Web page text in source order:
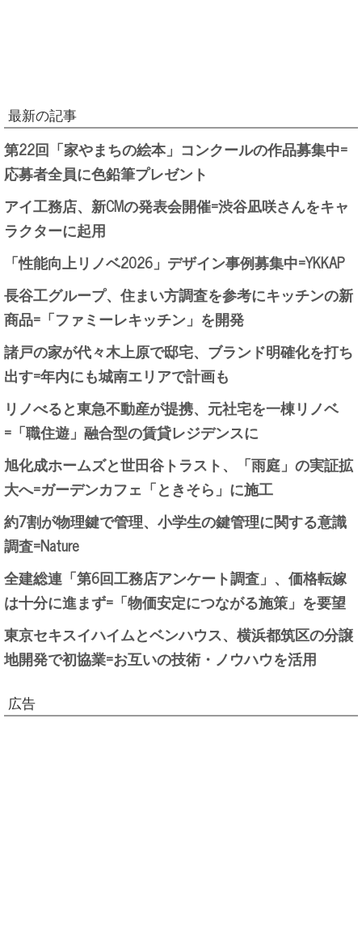
最新の記事
第22回「家やまちの絵本」コンクールの作品募集中=
応募者全員に色鉛筆プレゼント
アイ工務店、新CMの発表会開催=渋谷凪咲さんをキャ
ラクターに起用
「性能向上リノベ2026」デザイン事例募集中=YKKAP
長谷工グループ、住まい方調査を参考にキッチンの新
商品=「ファミーレキッチン」を開発
諸戸の家が代々木上原で邸宅、ブランド明確化を打ち
出す=年内にも城南エリアで計画も
リノべると東急不動産が提携、元社宅を一棟リノベ
=「職住遊」融合型の賃貸レジデンスに
旭化成ホームズと世田谷トラスト、「雨庭」の実証拡
大へ=ガーデンカフェ「ときそら」に施工
約7割が物理鍵で管理、小学生の鍵管理に関する意識
調査=Nature
全建総連「第6回工務店アンケート調査」、価格転嫁
は十分に進まず=「物価安定につながる施策」を要望
東京セキスイハイムとベンハウス、横浜都筑区の分譲
地開発で初協業=お互いの技術・ノウハウを活用
広告